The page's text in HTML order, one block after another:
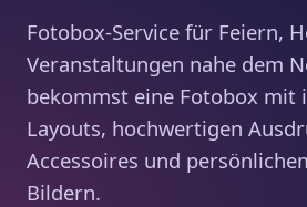
Fotobox-Service für Feiern,
Veranstaltungen nahe dem
bekommst eine Fotobox mit
Layouts, hochwertigen
Accessoires und
Bildern.